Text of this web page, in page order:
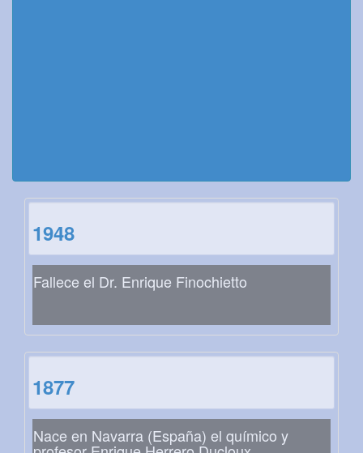
1948
Fallece el Dr. Enrique Finochietto
1877
Nace en Navarra (España) el químico y